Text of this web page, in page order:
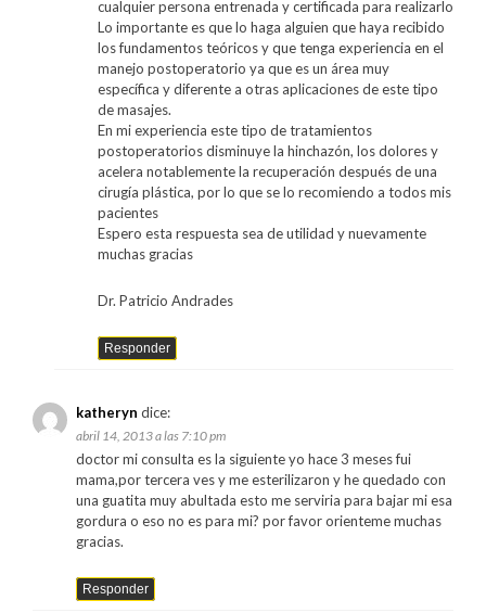
cualquier persona entrenada y certificada para realizarlo
Lo importante es que lo haga alguien que haya recibido
los fundamentos teóricos y que tenga experiencia en el
manejo postoperatorio ya que es un área muy
específica y diferente a otras aplicaciones de este tipo
de masajes.
En mi experiencia este tipo de tratamientos
postoperatorios disminuye la hinchazón, los dolores y
acelera notablemente la recuperación después de una
cirugía plástica, por lo que se lo recomiendo a todos mis
pacientes
Espero esta respuesta sea de utilidad y nuevamente
muchas gracias
Dr. Patricio Andrades
Responder
katheryn dice:
abril 14, 2013 a las 7:10 pm
doctor mi consulta es la siguiente yo hace 3 meses fui
mama,por tercera ves y me esterilizaron y he quedado con
una guatita muy abultada esto me serviria para bajar mi esa
gordura o eso no es para mi? por favor orienteme muchas
gracias.
Responder